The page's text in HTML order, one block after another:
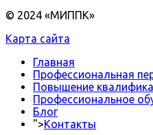
© 2024 «МИППК»
Карта сайта
Главная
Профессиональная
Повышение
Профессиональное
Блог
">Контакты